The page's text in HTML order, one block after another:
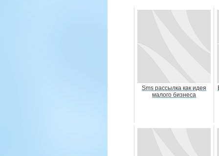
Sms рассылка как идея
малого бизнеса